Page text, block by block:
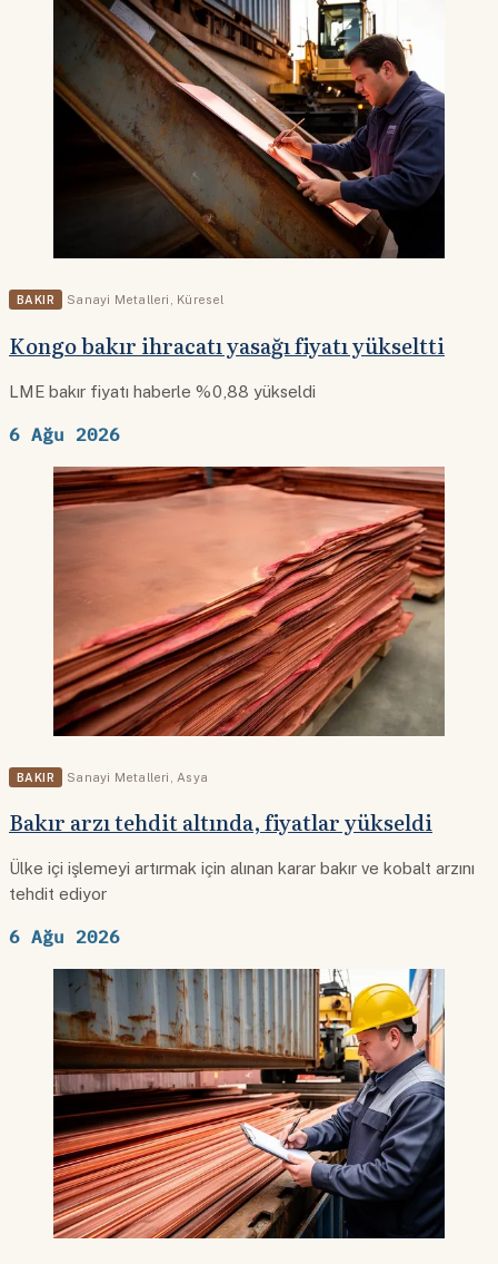
BAKIR Sanayi Metalleri , Küresel
Kongo bakır ihracatı yasağı fiyatı yükseltti
LME bakır fiyatı haberle %0,88 yükseldi
6 Ağu 2026
BAKIR Sanayi Metalleri Asya
Bakır arzı tehdit altında, fiyatlar yükseldi
Ülke içi işlemeyi artırmak için alınan karar bakır ve kobalt arzını
tehdit ediyor
6 Ağu 2026